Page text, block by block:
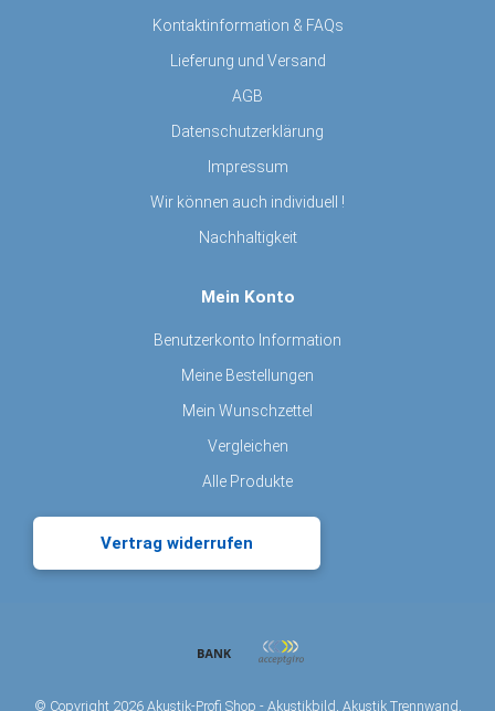
Kontaktinformation & FAQs
Lieferung und Versand
AGB
Datenschutzerklärung
Impressum
Wir können auch individuell !
Nachhaltigkeit
Mein Konto
Benutzerkonto Information
Meine Bestellungen
Mein Wunschzettel
Vergleichen
Alle Produkte
Vertrag widerrufen
© Copyright 2026 Akustik-Profi Shop - Akustikbild, Akustik Trennwand,